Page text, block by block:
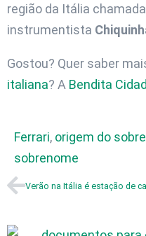
região da Itália chamada
instrumentista
Gostou? Quer saber
italiana? A Bendita
Ferrari, origem do
sobrenome
Verão na Itália é estação de